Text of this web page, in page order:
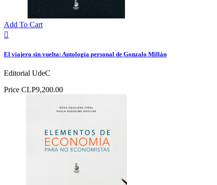
Add To Cart

El viajero sin vuelta: Antología personal de Gonzalo Millán
Editorial UdeC
Price CLP9,200.00